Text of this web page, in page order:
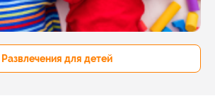
Развлечения для детей